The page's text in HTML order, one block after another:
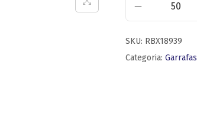
SKU: RBX18939
Categoria: Garrafas